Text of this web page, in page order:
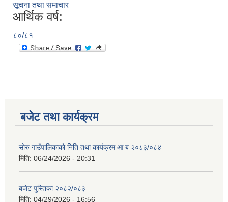
सूचना तथा समाचार
आर्थिक वर्ष:
८०/८१
बजेट तथा कार्यक्रम
सोरु गाउँपालिकाको निति तथा कार्यक्रम आ ब २०८३/०८४
मिति: 06/24/2026 - 20:31
बजेट पुस्तिका २०८२/०८३
मिति: 04/29/2026 - 16:56